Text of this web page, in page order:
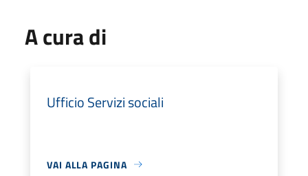
A cura di
Ufficio Servizi sociali
VAI ALLA PAGINA